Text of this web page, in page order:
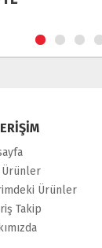
Ürünler
Ürünler
Takip